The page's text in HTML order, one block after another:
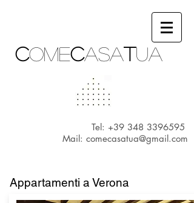
comecasatua
Tel: +39 348 3396595
Mail: comecasatua@gmail.com
Appartamenti a Verona